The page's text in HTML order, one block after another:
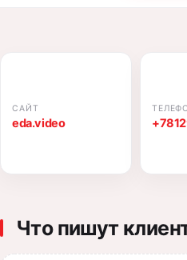
САЙТ
eda.video
Что пишут